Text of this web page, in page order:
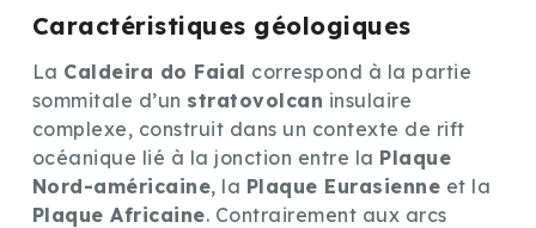
Caractéristiques géologiques
La Caldeira do Faial correspond à la partie
sommitale d’un stratovolcan insulaire
complexe, construit dans un contexte de rift
océanique lié à la jonction entre la Plaque
Nord-américaine, la Plaque Eurasienne et la
Plaque Africaine. Contrairement aux arcs